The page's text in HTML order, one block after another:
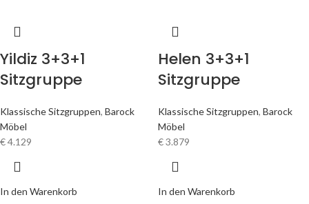
Yildiz 3+3+1
Sitzgruppe
Klassische Sitzgruppen, Barock
Möbel
€4.129
In den Warenkorb
Helen 3+3+1
Sitzgruppe
Klassische Sitzgruppen, Barock
Möbel
€3.879
In den Warenkorb